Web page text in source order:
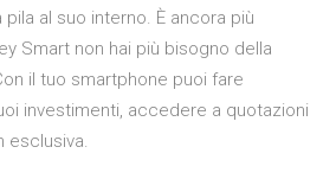
al suo interno. È ancora più
Smart non hai più bisogno della
il tuo smartphone puoi fare
investimenti, accedere a quotazioni
esclusiva.